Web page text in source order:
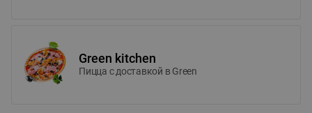
Green kitchen
Пицца c доставкой в Green